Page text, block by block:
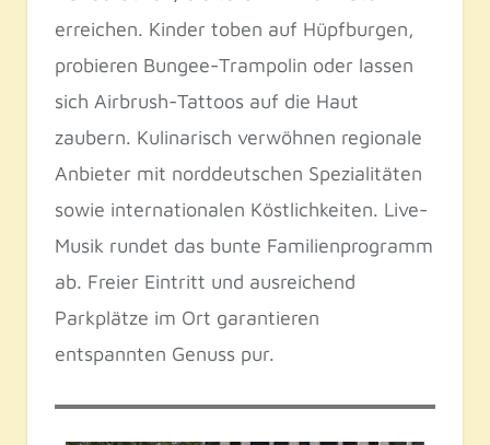
erreichen. Kinder toben auf Hüpfburgen,
probieren Bungee-Trampolin oder lassen
sich Airbrush-Tattoos auf die Haut
zaubern. Kulinarisch verwöhnen regionale
Anbieter mit norddeutschen Spezialitäten
sowie internationalen Köstlichkeiten. Live-
Musik rundet das bunte Familienprogramm
ab. Freier Eintritt und ausreichend
Parkplätze im Ort garantieren
entspannten Genuss pur.